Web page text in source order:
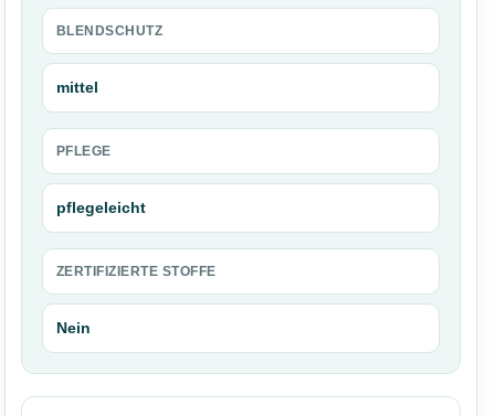
BLENDSCHUTZ
mittel
PFLEGE
pflegeleicht
ZERTIFIZIERTE STOFFE
Nein